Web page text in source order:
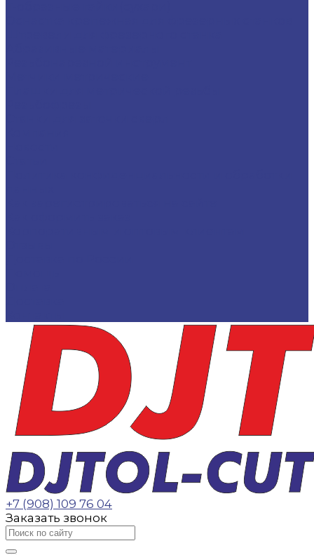
+7 (908) 109 76 04
Заказать звонок